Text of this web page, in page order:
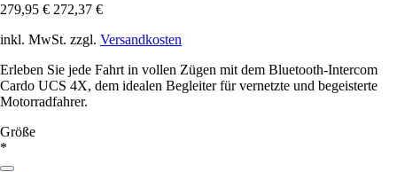
279,95 € 272,37 €
inkl. MwSt. zzgl. Versandkosten
Erleben Sie jede Fahrt in vollen Zügen mit dem Bluetooth-Intercom
Cardo UCS 4X, dem idealen Begleiter für vernetzte und begeisterte
Motorradfahrer.
Größe
*